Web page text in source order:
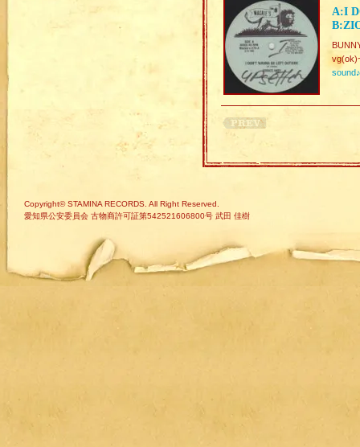
A:I
sound♪
Copyright© STAMINA RECORDS. All Right Reserved.
愛知県公安委員会 古物商許可証第542521606800号 武田 佳樹